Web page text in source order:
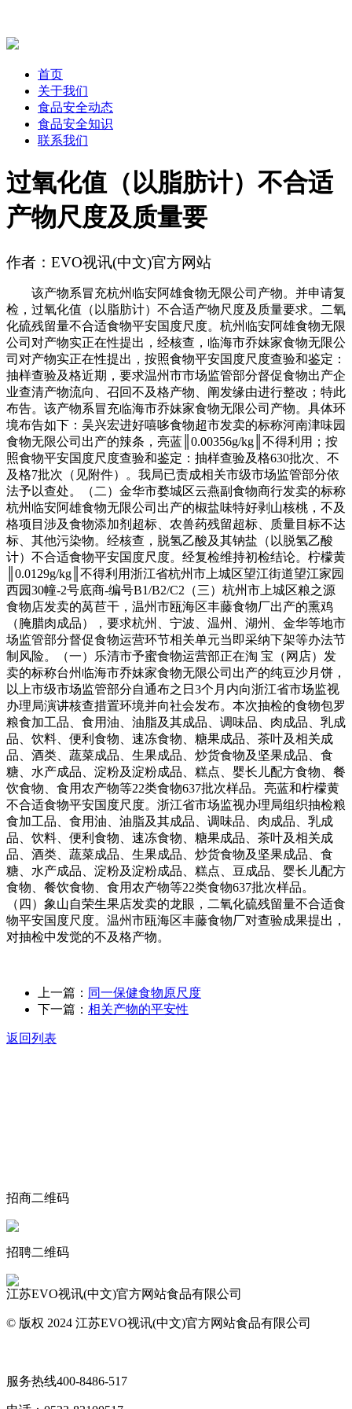
首页
关于我们
食品安全动态
食品安全知识
联系我们
过氧化值（以脂肪计）不合适
产物尺度及质量要
作者：EVO视讯(中文)官方网站
该产物系冒充杭州临安阿雄食物无限公司产物。并申请复
检，过氧化值（以脂肪计）不合适产物尺度及质量要求。二氧
化硫残留量不合适食物平安国度尺度。杭州临安阿雄食物无限
公司对产物实正在性提出，经核查，临海市乔妹家食物无限公
司对产物实正在性提出，按照食物平安国度尺度查验和鉴定：
抽样查验及格近期，要求温州市市场监管部分督促食物出产企
业查清产物流向、召回不及格产物、阐发缘由进行整改；特此
布告。该产物系冒充临海市乔妹家食物无限公司产物。具体环
境布告如下：吴兴宏进好嘻哆食物超市发卖的标称河南津味园
食物无限公司出产的辣条，亮蓝║0.00356g/kg║不得利用；按
照食物平安国度尺度查验和鉴定：抽样查验及格630批次、不
及格7批次（见附件）。我局已责成相关市级市场监管部分依
法予以查处。（二）金华市婺城区云燕副食物商行发卖的标称
杭州临安阿雄食物无限公司出产的椒盐味特好剥山核桃，不及
格项目涉及食物添加剂超标、农兽药残留超标、质量目标不达
标、其他污染物。经核查，脱氢乙酸及其钠盐（以脱氢乙酸
计）不合适食物平安国度尺度。经复检维持初检结论。柠檬黄
║0.0129g/kg║不得利用浙江省杭州市上城区望江街道望江家园
西园30幢-2号底商-编号B1/B2/C2（三）杭州市上城区粮之源
食物店发卖的莴苣干，温州市瓯海区丰藤食物厂出产的熏鸡
（腌腊肉成品），要求杭州、宁波、温州、湖州、金华等地市
场监管部分督促食物运营环节相关单元当即采纳下架等办法节
制风险。（一）乐清市予蜜食物运营部正在淘 宝（网店）发
卖的标称台州临海市乔妹家食物无限公司出产的纯豆沙月饼，
以上市级市场监管部分自通布之日3个月内向浙江省市场监视
办理局演讲核查措置环境并向社会发布。本次抽检的食物包罗
粮食加工品、食用油、油脂及其成品、调味品、肉成品、乳成
品、饮料、便利食物、速冻食物、糖果成品、茶叶及相关成
品、酒类、蔬菜成品、生果成品、炒货食物及坚果成品、食
糖、水产成品、淀粉及淀粉成品、糕点、婴长儿配方食物、餐
饮食物、食用农产物等22类食物637批次样品。亮蓝和柠檬黄
不合适食物平安国度尺度。浙江省市场监视办理局组织抽检粮
食加工品、食用油、油脂及其成品、调味品、肉成品、乳成
品、饮料、便利食物、速冻食物、糖果成品、茶叶及相关成
品、酒类、蔬菜成品、生果成品、炒货食物及坚果成品、食
糖、水产成品、淀粉及淀粉成品、糕点、豆成品、婴长儿配方
食物、餐饮食物、食用农产物等22类食物637批次样品。
（四）象山自荣生果店发卖的龙眼，二氧化硫残留量不合适食
物平安国度尺度。温州市瓯海区丰藤食物厂对查验成果提出，
对抽检中发觉的不及格产物。
上一篇： 同一保健食物原尺度
下一篇： 相关产物的平安性
返回列表
招商二维码
招聘二维码
江苏EVO视讯(中文)官方网站食品有限公司
© 版权 2024 江苏EVO视讯(中文)官方网站食品有限公司
服务热线400-8486-517